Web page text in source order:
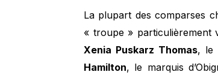
La plupart des comparses
« troupe » particulièrement
Xenia Puskarz Thomas, le
Hamilton, le marquis